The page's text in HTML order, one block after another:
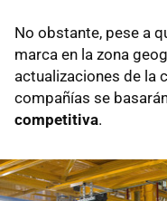
No obstante, pese a
marca en la zona
actualizaciones de la
compañías se
competitiva.